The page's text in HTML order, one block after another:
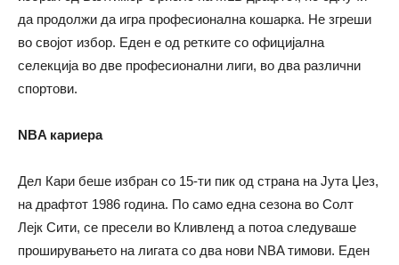
да продолжи да игра професионална кошарка. Не згреши
во својот избор. Еден е од ретките со официјална
селекција во две професионални лиги, во два различни
спортови.
NBA кариера
Дел Кари беше избран со 15-ти пик од страна на Јута Џез,
на драфтот 1986 година. По само една сезона вo Солт
Лејк Сити, се пресели во Кливленд а потоа следуваше
проширувањето на лигата со два нови NBA тимови. Еден